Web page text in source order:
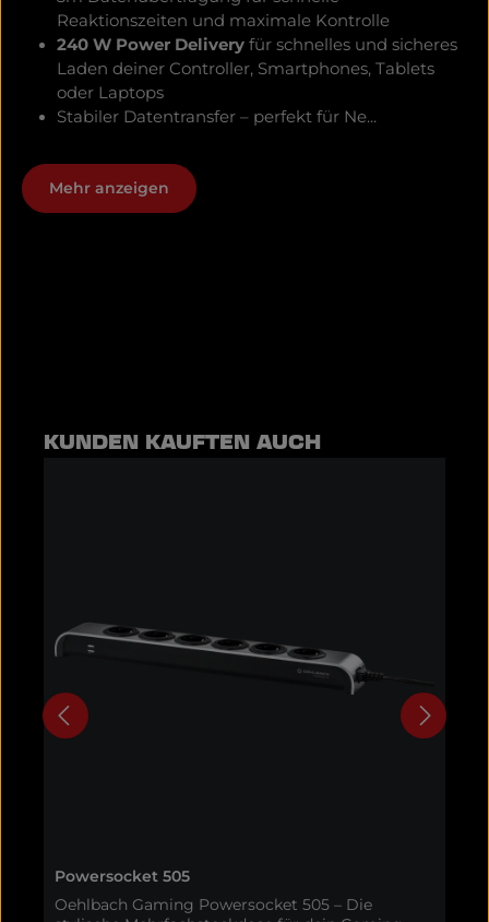
Reaktionszeiten und maximale Kontrolle
240 W Power Delivery für schnelles und sicheres
Laden deiner Controller, Smartphones, Tablets
oder Laptops
Stabiler Datentransfer – perfekt für Ne...
Mehr anzeigen
Produktgalerie überspringen
KUNDEN KAUFTEN AUCH
Powersocket 505
Oehlbach Gaming Powersocket 505 – Die